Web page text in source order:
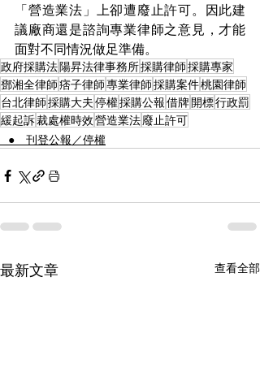
「營造業法」上卻遭廢止許可。因此建
議廠商還是諮詢專業律師之意見，才能
面對不同情況做足準備。
政府採購法陽昇法律事務所採購律師採購專家
鄧湘全律師痞子律師專業律師採購案件桃園律師
台北律師採購大夫停權採購公報借牌開標行政罰
緩起訴裁處權時效營造業法廢止許可
⠀● 刊登公報／停權
最新文章 查看全部